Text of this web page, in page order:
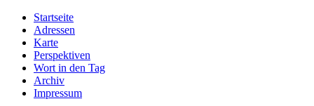
Direkt zum Inhalt
Hauptmenü
Startseite
Adressen
Karte
Perspektiven
Wort in den Tag
Archiv
Impressum